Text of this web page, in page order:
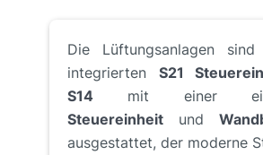
Die Lüftungsanlagen
integrierten S21
S14 mit einer
Steuereinheit und
ausgestattet, der moderne